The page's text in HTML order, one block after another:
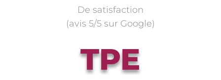
De satisfaction
(avis 5/5 sur Google)
TPE